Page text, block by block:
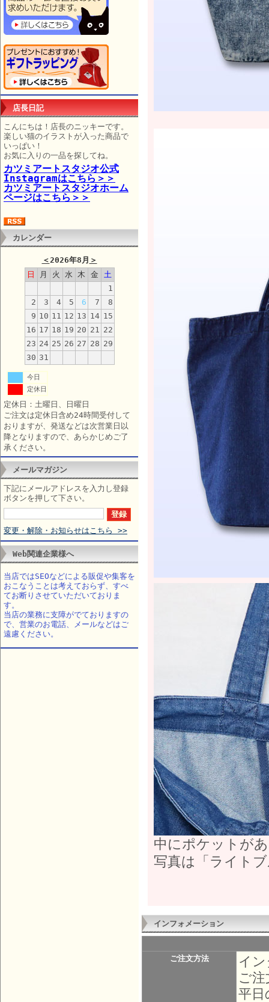
店長日記
こんにちは！店長のニッキーです。
楽しい猫のイラストが入った商品で
いっぱい！
お気に入りの一品を探してね。
カツミアートスタジオ公式
Instagramはこちら＞＞
カツミアートスタジオホーム
ページはこちら＞＞
カレンダー
＜2026年8月 ＞
日
月 火 水 木 金
土
1
2
3 4 5 6 7
8
9 10 11 12 13 14 15
16 17 18 19 20 21 22
23 24 25 26 27 28 29
30 31
今日
定休日
定休日：土曜日、日曜日
ご注文は定休日含め24時間受付して
おりますが、発送などは次営業日以
降となりますので、あらかじめご了
承ください。
メールマガジン
下記にメールアドレスを入力し登録
ボタンを押して下さい。
変更・解除・お知らせはこちら >>
Web関連企業様へ
当店ではSEOなどによる販促や集客を
おこなうことは考えておらず、すべ
てお断りさせていただいておりま
す。
当店の業務に支障がでておりますの
で、営業のお電話、メールなどはご
遠慮ください。
中にポケットが
写真は「ライト
インフォメーション
ご注文方法
イ
ご
平日